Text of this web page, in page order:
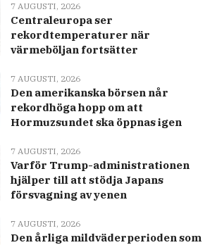
7 AUGUSTI, 2026
Centraleuropa ser
rekordtemperaturer när
värmeböljan fortsätter
7 AUGUSTI, 2026
Den amerikanska börsen når
rekordhöga hopp om att
Hormuzsundet ska öppnas igen
7 AUGUSTI, 2026
Varför Trump-administrationen
hjälper till att stödja Japans
försvagning av yenen
7 AUGUSTI, 2026
Den årliga mildväderperioden som